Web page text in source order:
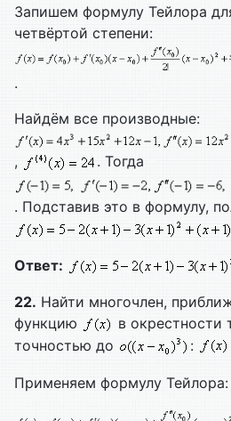
Запишем формулу Тейлора
четвёртой степени:
.
Найдём все производные:
, . Тогда
. Подставив это в формулу,
Ответ:
22. Найти многочлен,
функцию
в окрестности
точностью до
:
Применяем формулу Тейлора: